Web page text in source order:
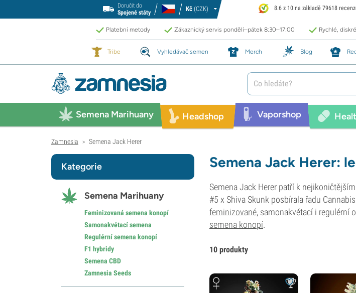
Doručit do
Spojené státy
Kč (CZK) 8.6 z 10 na základě 79618
Platební metody Zákaznický servis pondělí–pátek 8:30–17:00 Rychlé,
Tribe Vyhledávač semen Merch Blog
Semena Marihuany Headshop Vaporshop
Zamnesia > Semena Jack Herer
Semena Jack Herer:
Semena Jack Herer patří k
#5 x Shiva Skunk posbírala řadu
feminizované, samonakvétací i regulérní
semena konopí.
10 produkty
Kategorie
Semena Marihuany
Feminizovaná semena konopí
Samonakvétací semena
Regulérní semena konopí
F1 hybridy
Semena CBD
Zamnesia Seeds